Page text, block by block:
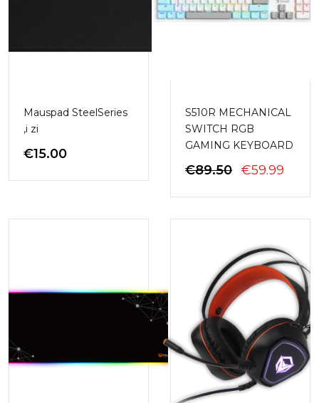
Mauspad SteelSeries
,i zi
€15.00
S510R MECHANICAL
SWITCH RGB
GAMING KEYBOARD
€89.50 ÇMIMI
QE:
€89.50.
€59.99